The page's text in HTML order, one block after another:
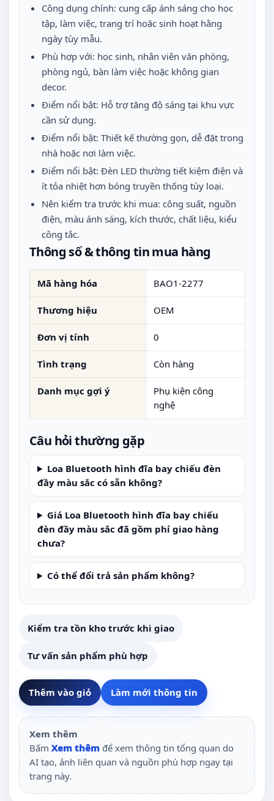
Công dụng chính: cung cấp ánh sáng cho học
tập, làm việc, trang trí hoặc sinh hoạt hằng
ngày tùy mẫu.
Phù hợp với: học sinh, nhân viên văn phòng,
phòng ngủ, bàn làm việc hoặc không gian
decor.
Điểm nổi bật: Hỗ trợ tăng độ sáng tại khu vực
cần sử dụng.
Điểm nổi bật: Thiết kế thường gọn, dễ đặt trong
nhà hoặc nơi làm việc.
Điểm nổi bật: Đèn LED thường tiết kiệm điện và
ít tỏa nhiệt hơn bóng truyền thống tùy loại.
Nên kiểm tra trước khi mua: công suất, nguồn
điện, màu ánh sáng, kích thước, chất liệu, kiểu
công tắc.
Thông số & thông tin mua hàng
Mã hàng hóa BAO1-2277
Thương hiệu OEM
Đơn vị tính 0
Tình trạng Còn hàng
Danh mục gợi ý
Phụ kiện công
nghệ
Câu hỏi thường gặp
Loa Bluetooth hình đĩa bay chiếu đèn
đầy màu sắc có sẵn không?
Giá Loa Bluetooth hình đĩa bay chiếu
đèn đầy màu sắc đã gồm phí giao hàng
chưa?
Có thể đổi trả sản phẩm không?
Kiểm tra tồn kho trước khi giao
Tư vấn sản phẩm phù hợp
Thêm vào giỏ Làm mới thông tin
Xem thêm
Bấm Xem thêm để xem thông tin tổng quan do
AI tạo, ảnh liên quan và nguồn phù hợp ngay tại
trang này.